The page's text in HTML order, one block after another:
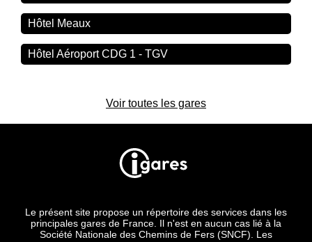
Hôtel Meaux
Hôtel Aéroport CDG 1 - TGV
Voir toutes les gares
Le présent site propose un répertoire des services dans les
principales gares de France. Il n'est en aucun cas lié à la
Société Nationale des Chemins de Fers (SNCF). Les